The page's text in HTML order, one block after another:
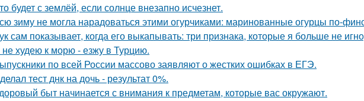
будет с землёй, если солнце внезапно исчезнет.
зиму не могла нарадоваться этими огурчиками: маринованные огурцы по-
сам показывает, когда его выкапывать: три признака, которые я больше не
худею к морю - езжу в Турцию.
по всей России массово заявляют о жестких ошибках в ЕГЭ.
тест днк на дочь - результат 0%.
быт начинается с внимания к предметам, которые вас окружают.